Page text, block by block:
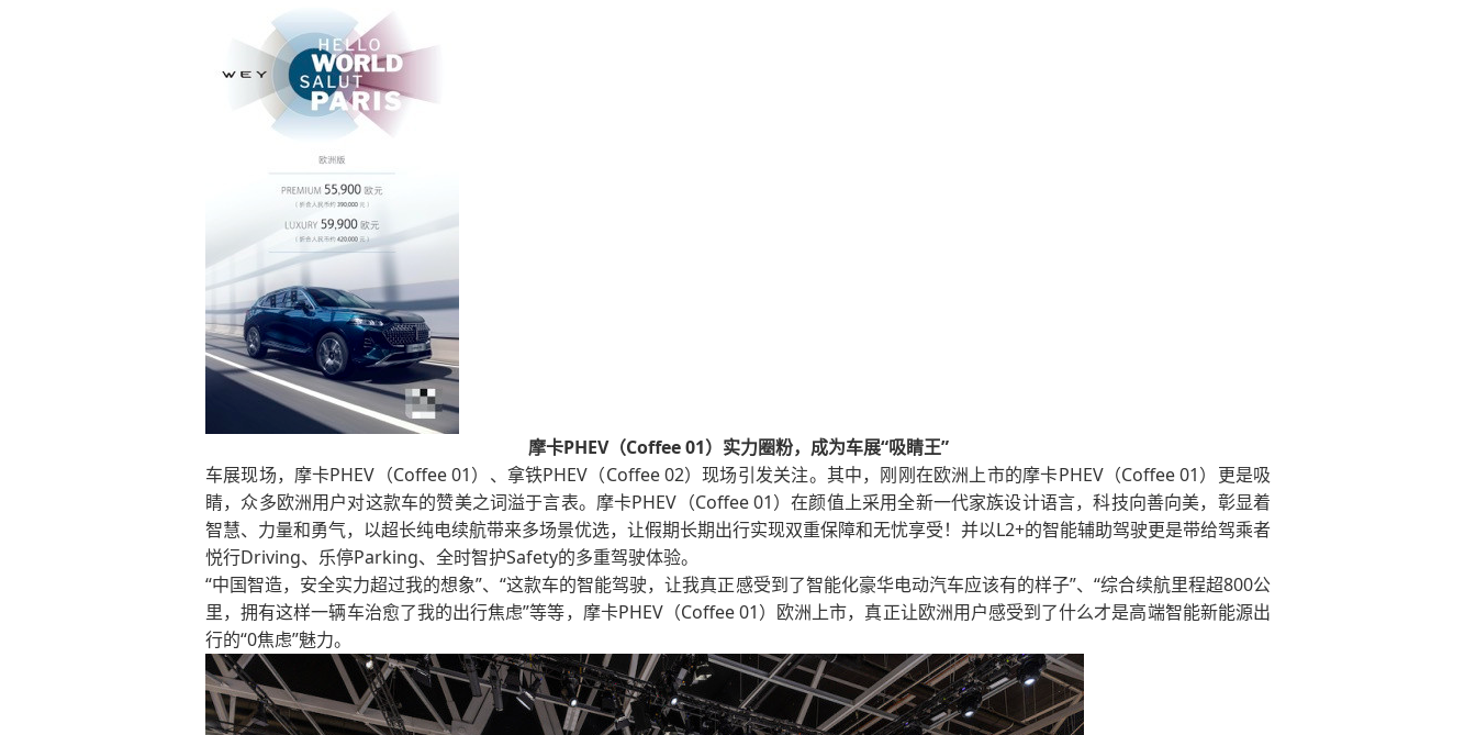
摩卡PHEV（Coffee 01）实力圈粉，成为车展“吸睛王”
车展现场，摩卡PHEV（Coffee 01）、拿铁PHEV（Coffee 02）现场引发关注。其中，刚刚在欧洲上市的摩卡PHEV（Coffee 01）更是吸
睛，众多欧洲用户对这款车的赞美之词溢于言表。摩卡PHEV（Coffee 01）在颜值上采用全新一代家族设计语言，科技向善向美，彰显着
智慧、力量和勇气，以超长纯电续航带来多场景优选，让假期长期出行实现双重保障和无忧享受！并以L2+的智能辅助驾驶更是带给驾乘者
悦行Driving、乐停Parking、全时智护Safety的多重驾驶体验。
“中国智造，安全实力超过我的想象”、“这款车的智能驾驶，让我真正感受到了智能化豪华电动汽车应该有的样子”、“综合续航里程超800公
里，拥有这样一辆车治愈了我的出行焦虑”等等，摩卡PHEV（Coffee 01）欧洲上市，真正让欧洲用户感受到了什么才是高端智能新能源出
行的“0焦虑”魅力。